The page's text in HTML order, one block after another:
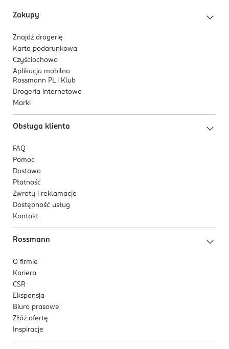
8 809386 880440
Zakupy
Znajdź drogerię
Karta podarunkowa
Czyściochowo
Aplikacja mobilna
Rossmann PL i Klub
Drogeria internetowa
Marki
Obsługa klienta
FAQ
Pomoc
Dostawa
Płatność
Zwroty i reklamacje
Dostępność usług
Kontakt
Rossmann
O firmie
Kariera
CSR
Ekspansja
Biuro prasowe
Złóż ofertę
Inspiracje